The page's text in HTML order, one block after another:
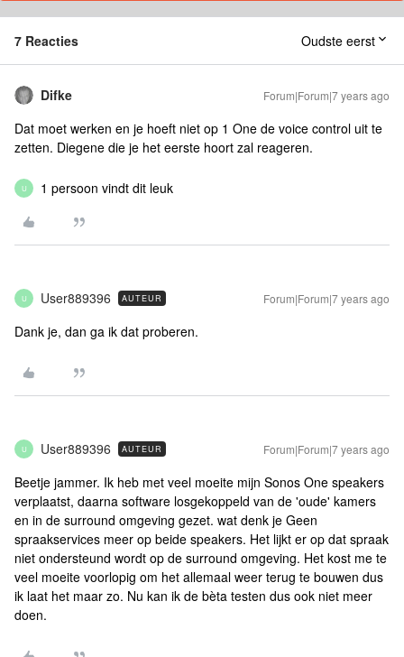
7 Reacties Oudste eerst
Difke Forum|Forum|7 years ago
Dat moet werken en je hoeft niet op 1 One de voice control uit te
zetten. Diegene die je het eerste hoort zal reageren.
U 1 persoon vindt dit leuk
U User889396 AUTEUR Forum|Forum|7 years ago
Dank je, dan ga ik dat proberen.
U User889396 AUTEUR Forum|Forum|7 years ago
Beetje jammer. Ik heb met veel moeite mijn Sonos One speakers
verplaatst, daarna software losgekoppeld van de 'oude' kamers
en in de surround omgeving gezet. wat denk je Geen
spraakservices meer op beide speakers. Het lijkt er op dat spraak
niet ondersteund wordt op de surround omgeving. Het kost me te
veel moeite voorlopig om het allemaal weer terug te bouwen dus
ik laat het maar zo. Nu kan ik de bèta testen dus ook niet meer
doen.